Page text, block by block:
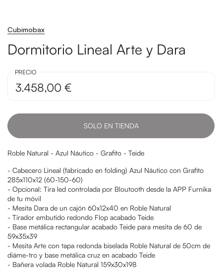
Cubimobax
Dormitorio Lineal Arte y Dara
PRECIO
3.458,00 €
SOLO EN TIENDA
Roble Natural - Azul Náutico - Grafito - Teide
- Cabecero Lineal (fabricado en folding) Azul Náutico con Grafito
285x110x12 (60-150-60)
- Opcional: Tira led controlada por Bloutooth desde la APP Furnika
de tu móvil
- Mesita Dara de un cajón 60x12x40 en Roble Natural
- Tirador embutido redondo Flop acabado Teide
- Base metálica rectangular acabado Teide para mesita de 60 de
59x35x39
- Mesita Arte con tapa redonda biselada Roble Natural de 50cm de
diáme-tro y base metálica cruz en acabado Teide
- Bañera volada Roble Natural 159x30x198